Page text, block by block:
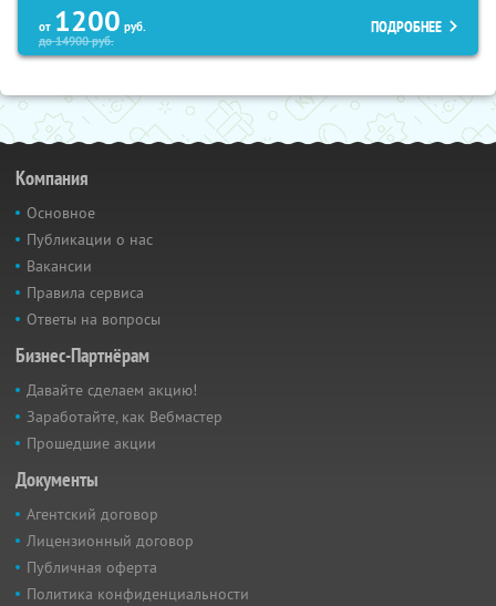
от 1200 руб.
до14900руб.
ПОДРОБНЕЕ
Компания
Основное
Публикации о нас
Вакансии
Правила сервиса
Ответы на вопросы
Бизнес-Партнёрам
Давайте сделаем акцию!
Заработайте, как Вебмастер
Прошедшие акции
Документы
Агентский договор
Лицензионный договор
Публичная оферта
Политика конфиденциальности